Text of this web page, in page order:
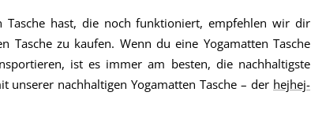
Tasche hast, die noch funktioniert, empfehlen wir dir
Tasche zu kaufen. Wenn du eine Yogamatten Tasche
ist es immer am besten, die nachhaltigste
nachhaltigen Yogamatten Tasche – der hejhej-